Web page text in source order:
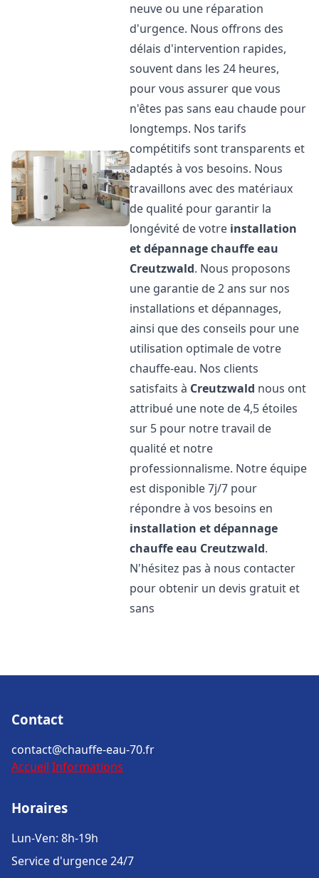
neuve ou une réparation
d'urgence. Nous offrons des
délais d'intervention rapides,
souvent dans les 24 heures,
pour vous assurer que vous
n'êtes pas sans eau chaude pour
longtemps. Nos tarifs
compétitifs sont transparents et
adaptés à vos besoins. Nous
travaillons avec des matériaux
de qualité pour garantir la
longévité de votre installation
et dépannage chauffe eau
Creutzwald. Nous proposons
une garantie de 2 ans sur nos
installations et dépannages,
ainsi que des conseils pour une
utilisation optimale de votre
chauffe-eau. Nos clients
satisfaits à Creutzwald nous ont
attribué une note de 4,5 étoiles
sur 5 pour notre travail de
qualité et notre
professionnalisme. Notre équipe
est disponible 7j/7 pour
répondre à vos besoins en
installation et dépannage
chauffe eau Creutzwald.
N'hésitez pas à nous contacter
pour obtenir un devis gratuit et
sans
Contact
contact@chauffe-eau-70.fr
Accueil Informations
Horaires
Lun-Ven: 8h-19h
Service d'urgence 24/7